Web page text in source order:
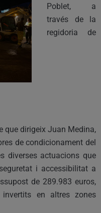
Poblet, a
través de la
regidoria de
que dirigeix Juan Medina,
de condicionament del
diverses actuacions que
i accessibilitat a
de 289.983 euros,
en altres zones